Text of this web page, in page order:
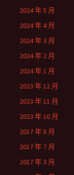
2024 年 5 月
2024 年 4 月
2024 年 3 月
2024 年 2 月
2024 年 1 月
2023 年 12 月
2023 年 11 月
2023 年 10 月
2017 年 8 月
2017 年 7 月
2017 年 3 月